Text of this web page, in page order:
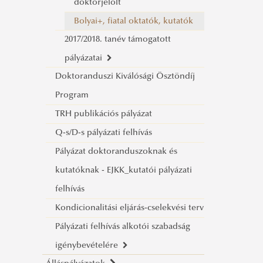
Németh András
Kiss Dávid
Szánti Gábor
doktorjelölt
Bolyai+, fiatal oktatók, kutatók
2017/2018. tanév támogatott
pályázatai
"A" keret, alapképzés
"A" keret, mesterképzés
"B" keret, doktorandusz,
doktorjelölt
"C" keret, fiatal oktatók, kutatók
Doktoranduszi Kiválósági Ösztöndíj
Program
TRH publikációs pályázat
Q-s/D-s pályázati felhívás
Pályázat doktoranduszoknak és
kutatóknak - EJKK_kutatói pályázati
felhívás
Kondicionalitási eljárás-cselekvési terv
Pályázati felhívás alkotói szabadság
igénybevételére